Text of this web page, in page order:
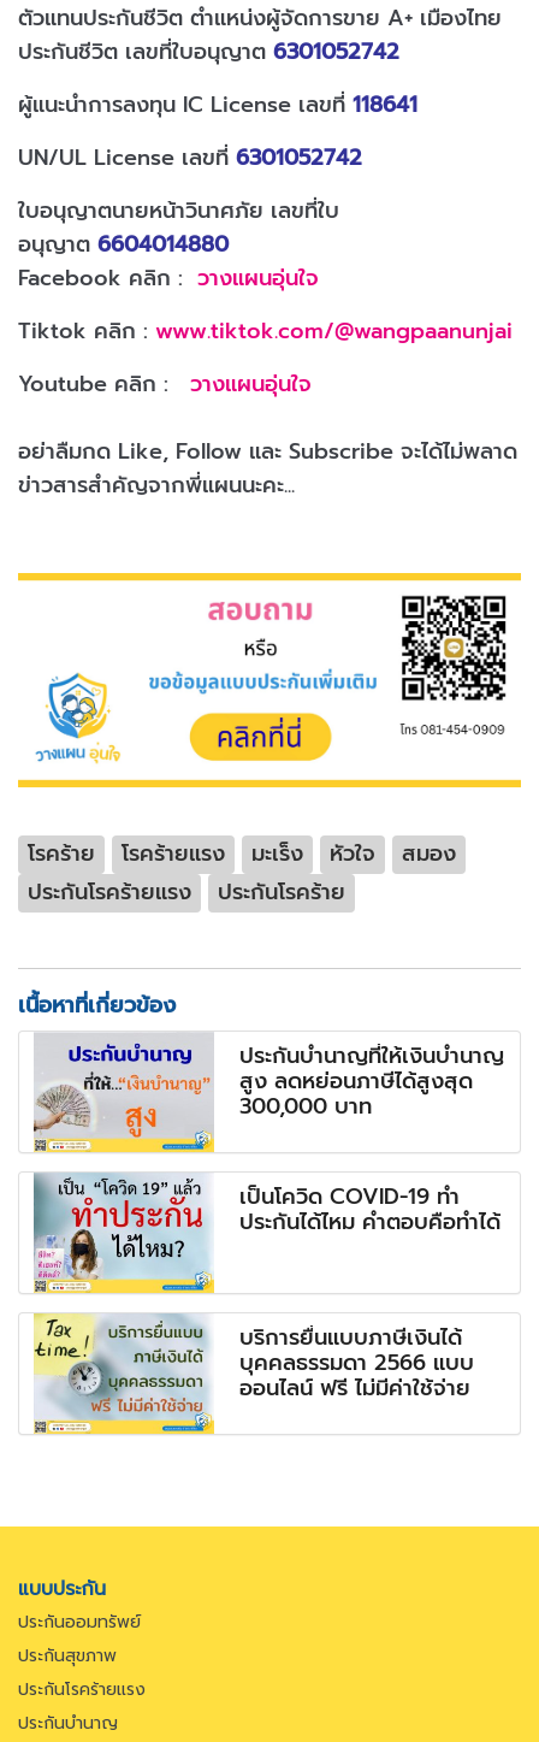
ตัวแทนประกันชีวิต ตำแหน่งผู้จัดการขาย A+ เมืองไทย
ประกันชีวิต เลขที่ใบอนุญาต 6301052742
ผู้แนะนำการลงทุน IC License เลขที่ 118641
UN/UL License เลขที่ 6301052742
ใบอนุญาตนายหน้าวินาศภัย เลขที่ใบ
อนุญาต 6604014880
Facebook คลิก : วางแผนอุ่นใจ
Tiktok คลิก : www.tiktok.com/@wangpaanunjai
Youtube คลิก : วางแผนอุ่นใจ
อย่าลืมกด Like, Follow และ Subscribe จะได้ไม่พลาด
ข่าวสารสำคัญจากพี่แผนนะคะ...
โรคร้าย โรคร้ายแรง มะเร็ง หัวใจ
สมอง
ประกันโรคร้ายแรง
ประกันโรคร้าย
เนื้อหาที่เกี่ยวข้อง
ประกันบำนาญที่ให้เงินบำนาญ
สูง ลดหย่อนภาษีได้สูงสุด
300,000 บาท
เป็นโควิด COVID-19 ทำ
ประกันได้ไหม คำตอบคือทำได้
บริการยื่นแบบภาษีเงินได้
บุคคลธรรมดา 2566 แบบ
ออนไลน์ ฟรี ไม่มีค่าใช้จ่าย
แบบประกัน
ประกันออมทรัพย์
ประกันสุขภาพ
ประกันโรคร้ายแรง
ประกันบำนาญ